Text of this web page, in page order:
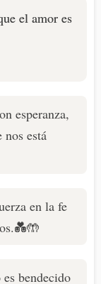
el amor es
esperanza,
está
en la fe
bendecido